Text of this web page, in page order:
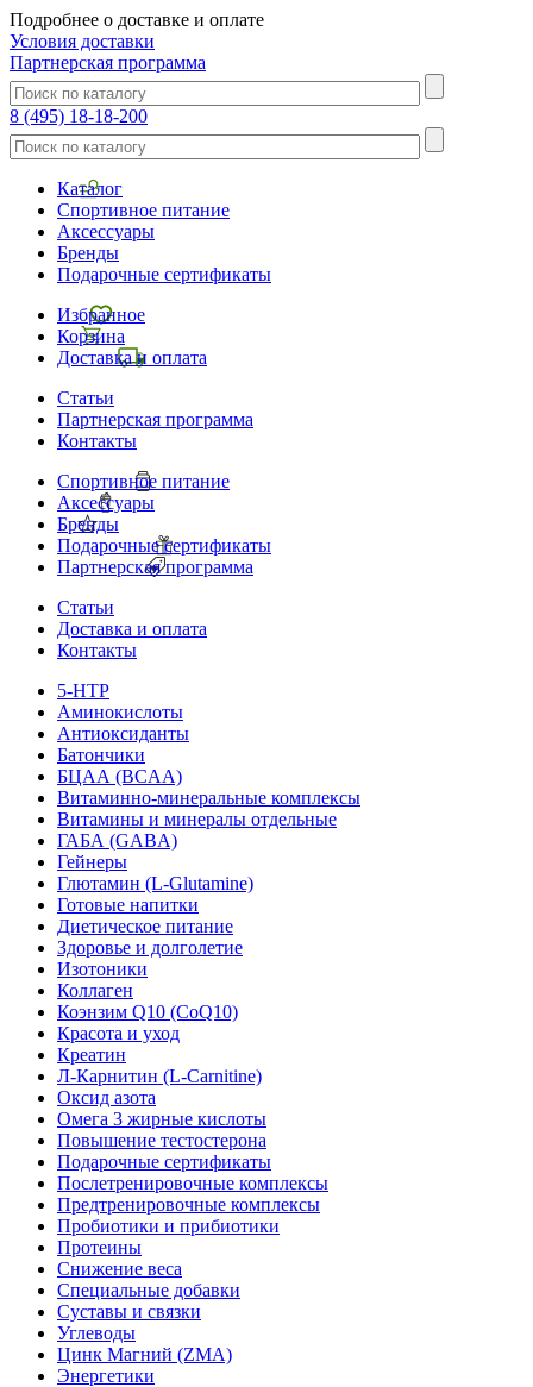
Подробнее о доставке и оплате
Условия доставки
Партнерская программа
8 (495) 18-18-200
Каталог
Спортивное питание
Аксессуары
Бренды
Подарочные сертификаты
Избранное
Корзина
Доставка и оплата
Статьи
Партнерская программа
Контакты
Спортивное питание
Аксессуары
Бренды
Подарочные сертификаты
Партнерская программа
Статьи
Доставка и оплата
Контакты
5-HTP
Аминокислоты
Антиоксиданты
Батончики
БЦАА (BCAA)
Витаминно-минеральные комплексы
Витамины и минералы отдельные
ГАБА (GABA)
Гейнеры
Глютамин (L-Glutamine)
Готовые напитки
Диетическое питание
Здоровье и долголетие
Изотоники
Коллаген
Коэнзим Q10 (CoQ10)
Красота и уход
Креатин
Л-Карнитин (L-Сarnitine)
Оксид азота
Омега 3 жирные кислоты
Повышение тестостерона
Подарочные сертификаты
Послетренировочные комплексы
Предтренировочные комплексы
Пробиотики и прибиотики
Протеины
Снижение веса
Специальные добавки
Суставы и связки
Углеводы
Цинк Магний (ZMA)
Энергетики